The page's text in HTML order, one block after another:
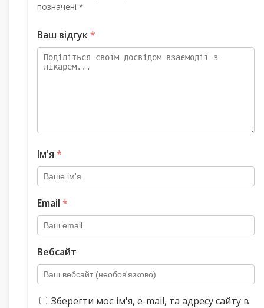
позначені *
Ваш відгук*
Ім'я *
Email *
Вебсайт
Зберегти моє ім'я, e-mail, та адресу сайту в